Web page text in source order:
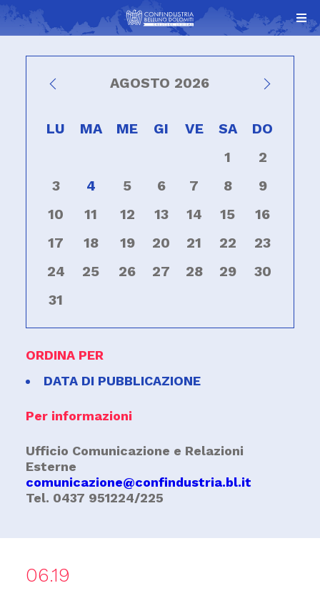
AGOSTO 2026
LU MA ME GI VE SA
DO
1
2
3
4 5 6 7 8
9
10
11 12 13 14 15
16
17
18 19 20 21 22
23
24
25 26 27 28 29
30
31
ORDINA PER
DATA DI PUBBLICAZIONE
Per informazioni
Ufficio Comunicazione e Relazioni
Esterne
comunicazione@confindustria.bl.it
Tel. 0437 951224/225
06.19